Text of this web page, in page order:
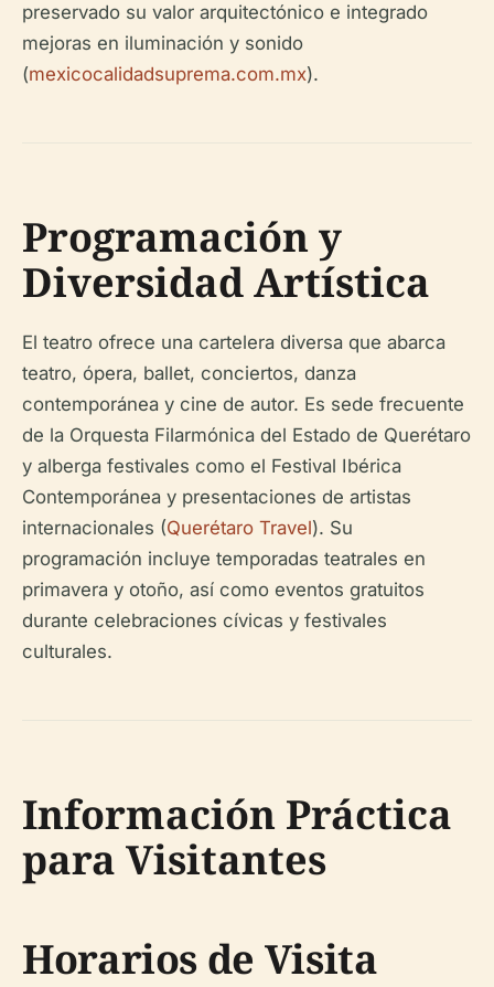
preservado su valor arquitectónico e integrado
mejoras en iluminación y sonido
(mexicocalidadsuprema.com.mx).
Programación y
Diversidad Artística
El teatro ofrece una cartelera diversa que abarca
teatro, ópera, ballet, conciertos, danza
contemporánea y cine de autor. Es sede frecuente
de la Orquesta Filarmónica del Estado de Querétaro
y alberga festivales como el Festival Ibérica
Contemporánea y presentaciones de artistas
internacionales (Querétaro Travel). Su
programación incluye temporadas teatrales en
primavera y otoño, así como eventos gratuitos
durante celebraciones cívicas y festivales
culturales.
Información Práctica
para Visitantes
Horarios de Visita